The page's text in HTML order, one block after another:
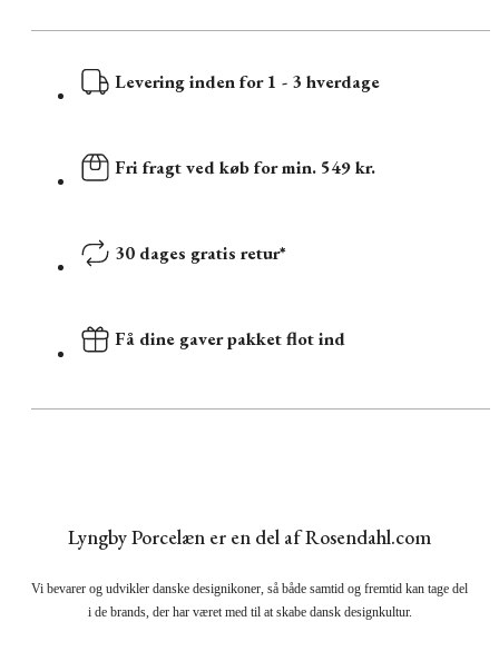
Levering inden for 1 - 3 hverdage
Fri fragt ved køb for min. 549 kr.
30 dages gratis retur*
Få dine gaver pakket flot ind
Lyngby Porcelæn er en del af Rosendahl.com
Vi bevarer og udvikler danske designikoner, så både samtid og fremtid kan tage del
i de brands, der har været med til at skabe dansk designkultur.